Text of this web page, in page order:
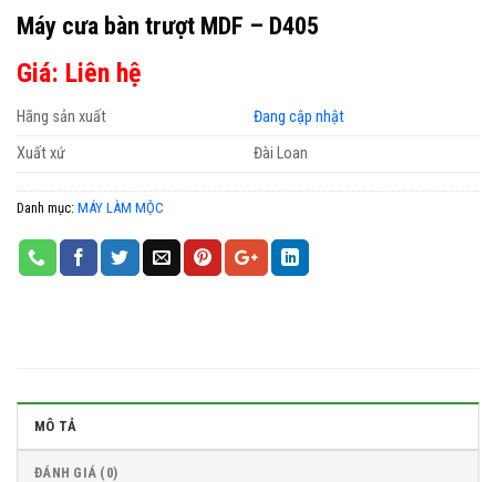
Máy cưa bàn trượt MDF – D405
Giá: Liên hệ
Hãng sản xuất
Đang cập nhật
Xuất xứ
Đài Loan
Danh mục: MÁY LÀM MỘC
MÔ TẢ
ĐÁNH GIÁ (0)